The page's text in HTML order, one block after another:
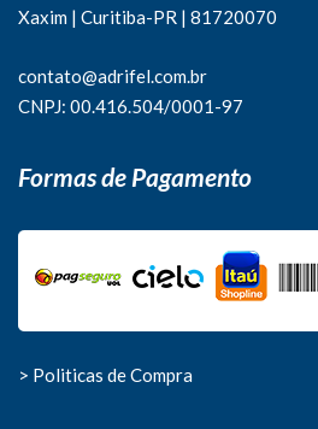
Xaxim | Curitiba-PR | 81720070
contato@adrifel.com.br
CNPJ: 00.416.504/0001-97
Formas de Pagamento
> Politicas de Compra